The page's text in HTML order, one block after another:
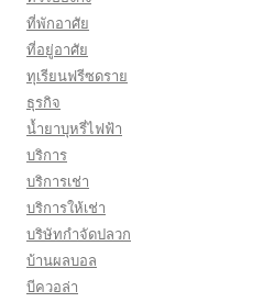
ที่พักอาศัย
ที่อยู่อาศัย
ทุเรียนฟรีซดราย
ธุรกิจ
น้ำยาบุหรี่ไฟฟ้า
บริการ
บริการเช่า
บริการให้เช่า
บริษัทกำจัดปลวก
บ้านผลบอล
บีควอล่า